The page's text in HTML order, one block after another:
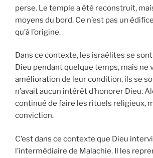
perse. Le temple a été reconstruit,
moyens du bord. Ce n’est pas un
qu’à l’origine.
Dans ce contexte, les israélites se
Dieu pendant quelque temps, mais ne
amélioration de leur condition, ils se
n’avait aucun intérêt d’honorer Dieu.
continué de faire les rituels religieux,
conviction.
C’est dans ce contexte que Dieu
l’intermédiaire de Malachie. Il les